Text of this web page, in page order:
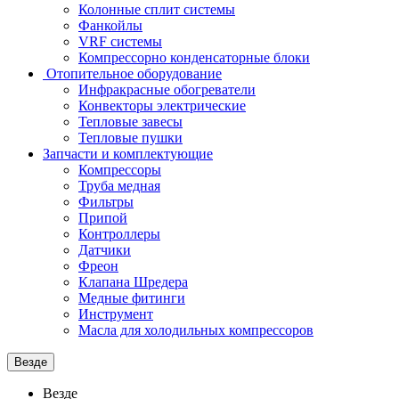
Колонные сплит системы
Фанкойлы
VRF системы
Компрессорно конденсаторные блоки
Отопительное оборудование
Инфракрасные обогреватели
Конвекторы электрические
Тепловые завесы
Тепловые пушки
Запчасти и комплектующие
Компрессоры
Труба медная
Фильтры
Припой
Контроллеры
Датчики
Фреон
Клапана Шредера
Медные фитинги
Инструмент
Масла для холодильных компрессоров
Везде
Везде